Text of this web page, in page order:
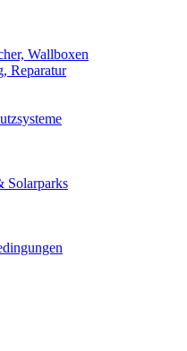
Wallboxen
Reparatur
Solarparks